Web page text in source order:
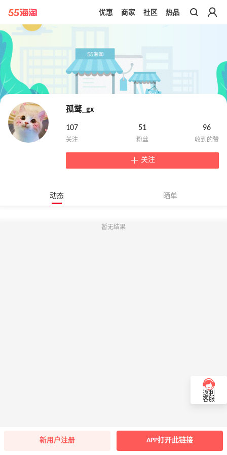
带你去官网买正品
优惠 商家 社区 热品
孤鹜_gx
107 51 96
关注
动态 晒单
暂无结果
返利
客服
新用户注册 APP打开此链接